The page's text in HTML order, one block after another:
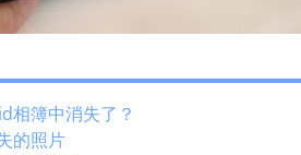
相簿中消失了？
的照片